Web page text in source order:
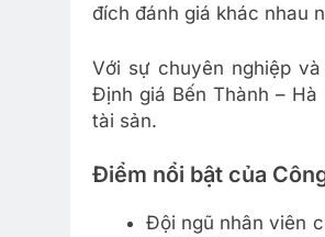
đích đánh giá khác nhau
Với sự chuyên nghiệp
Định giá Bến Thành –
tài sản.
Điểm nổi bật của
Đội ngũ nhân viên